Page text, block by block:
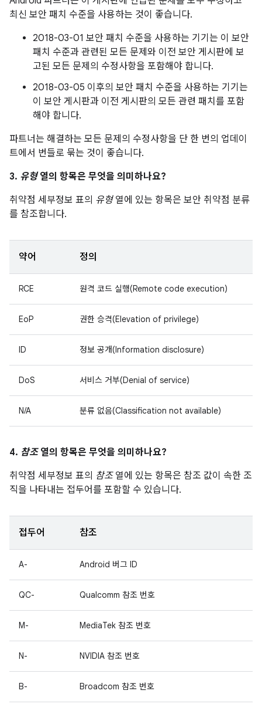
최신 보안 패치 수준을 사용하는 것이 좋습니다.
2018-03-01 보안 패치 수준을 사용하는 기기는 이 보안
패치 수준과 관련된 모든 문제와 이전 보안 게시판에 보
고된 모든 문제의 수정사항을 포함해야 합니다.
2018-03-05 이후의 보안 패치 수준을 사용하는 기기는
이 보안 게시판과 이전 게시판의 모든 관련 패치를 포함
해야 합니다.
파트너는 해결하는 모든 문제의 수정사항을 단 한 번의 업데이
트에서 번들로 묶는 것이 좋습니다.
3. 유형열의 항목은 무엇을 의미하나요?
취약점 세부정보 표의 유형열에 있는 항목은 보안 취약점 분류
를 참조합니다.
약어 정의
RCE 원격 코드 실행(Remote code execution)
EoP 권한 승격(Elevation of privilege)
ID 정보 공개(Information disclosure)
DoS 서비스 거부(Denial of service)
N/A 분류 없음(Classification not available)
4. 참조열의 항목은 무엇을 의미하나요?
취약점 세부정보 표의 참조열에 있는 항목은 참조 값이 속한 조
직을 나타내는 접두어를 포함할 수 있습니다.
접두어 참조
A- Android 버그 ID
QC- Qualcomm 참조 번호
M- MediaTek 참조 번호
N- NVIDIA 참조 번호
B- Broadcom 참조 번호